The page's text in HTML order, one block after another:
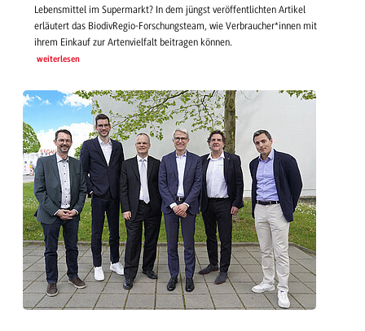
Lebensmittel im Supermarkt? In dem jüngst veröffentlichten Artikel
erläutert das BiodivRegio-Forschungsteam, wie Verbraucher*innen mit
ihrem Einkauf zur Artenvielfalt beitragen können.
weiterlesen